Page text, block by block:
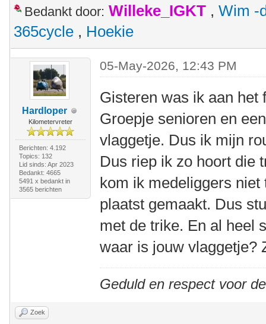
Bedankt door: Willeke_IGKT , Wim -
365cycle , Hoekie
Hardloper
Kilometervreter
Berichten: 4.192
Topics: 132
Lid sinds: Apr 2023
Bedankt: 4665
5491 x bedankt in
3565 berichten
05-May-2026, 12:43 PM
Gisteren was ik aan het
Groepje senioren en
vlaggetje. Dus ik mijn
Dus riep ik zo hoort die
kom ik medeliggers
plaatst gemaakt. Dus
met de trike. En al heel
waar is jouw vlaggetje?
Geduld en respect voor
Zoek